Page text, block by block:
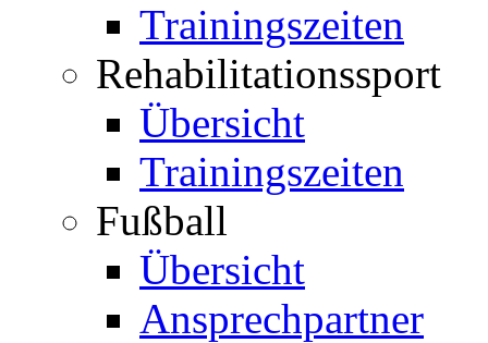
Trainingszeiten
Rehabilitationssport
Übersicht
Trainingszeiten
Fußball
Übersicht
Ansprechpartner